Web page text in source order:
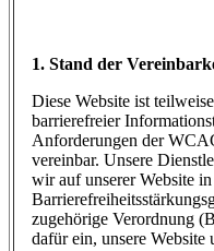
1. Stand der
Diese Website ist
barrierefreier
Anforderungen der
vereinbar. Unsere
wir auf unserer Website
zugehörige Verordnung
dafür ein, unsere